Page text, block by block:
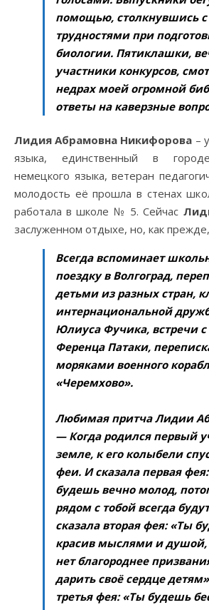
помощью, столкнувшись с
трудностями при
биологии. Пятиклашки,
участники конкурсов,
недрах моей огромной
ответы на каверзные
Лидия Абрамовна Никифорова –
языка, единственный в
немецкого языка, ветеран
молодость её прошла в стенах
работала в школе № 5. Сейчас
заслуженном отдыхе, но, как
Всегда вспоминает
поездку в Волгоград,
детьми из разных стран,
интернациональной
Юлиуса Фучика, встречи
Ференца Патаки,
моряками военного
«Черемхово».
Любимая притча Лидии
— Когда родился первый
земле, к его колыбели
феи. И сказала первая
будешь вечно молод,
рядом с тобой всегда
сказала вторая фея: «Ты
красив мыслями и душой,
нет благороднее
дарить своё сердце
третья фея: «Ты будешь